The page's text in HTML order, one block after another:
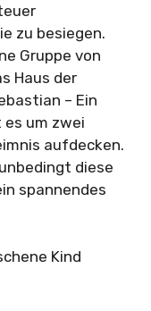
zu besiegen.
Gruppe von
Haus der
– Ein
es um zwei
aufdecken.
diese
spannendes